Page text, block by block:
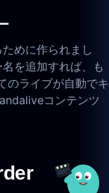
めに作られまし
を追加すれば、も
のライブが自動でキ
コンテンツ